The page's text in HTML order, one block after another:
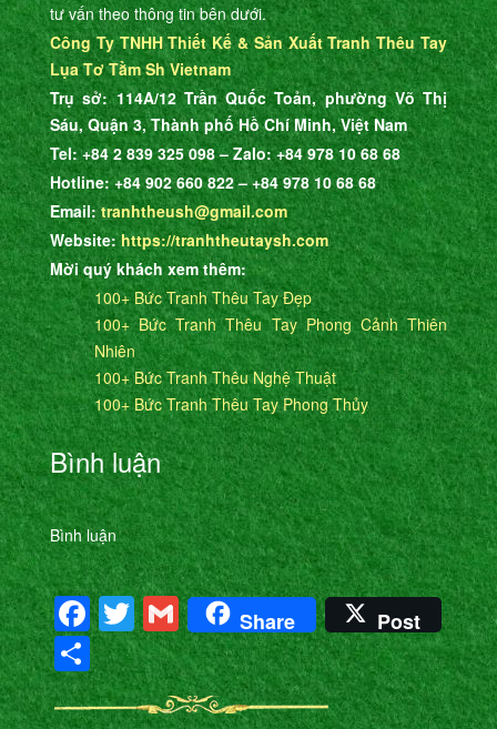
tư vấn theo thông tin bên dưới.
Công Ty TNHH Thiết Kế & Sản Xuất Tranh Thêu Tay
Lụa Tơ Tằm Sh Vietnam
Trụ sở: 114A/12 Trần Quốc Toản, phường Võ Thị
Sáu, Quận 3, Thành phố Hồ Chí Minh, Việt Nam
Tel: +84 2 839 325 098 – Zalo: +84 978 10 68 68
Hotline: +84 902 660 822 – +84 978 10 68 68
Email:tranhtheush@gmail.com
Website:https://tranhtheutaysh.com
Mời quý khách xem thêm:
100+ Bức Tranh Thêu Tay Đẹp
100+ Bức Tranh Thêu Tay Phong Cảnh Thiên
Nhiên
100+ Bức Tranh Thêu Nghệ Thuật
100+ Bức Tranh Thêu Tay Phong Thủy
Bình luận
Bình luận
Facebook
Twitter
Gmail
Share Post
Share